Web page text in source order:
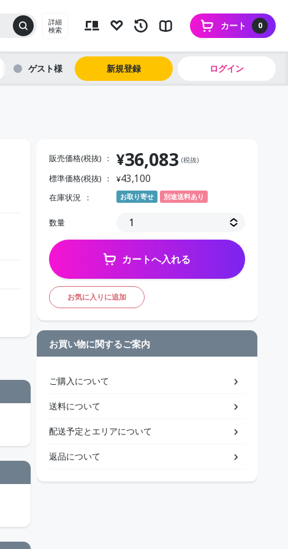
詳細
検索
0
カート
ゲスト 新規登録 ログイン
販売価格(税抜) ¥36,083 (税抜)
標準価格(税抜) ¥43,100
在庫状況 お取り寄せ 別途送料あり
数量
カートへ入れる
お気に入りに追加
お買い物に関するご案内
ご購入について
送料について
配送予定とエリアについて
返品について